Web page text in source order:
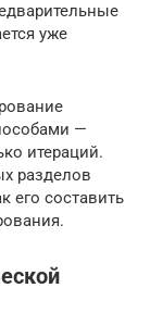
уже
—
итераций.
разделов
его составить